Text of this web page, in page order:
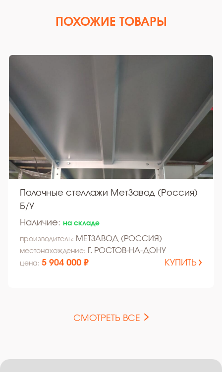
ПОХОЖИЕ ТОВАРЫ
Полочные стеллажи МетЗавод (Россия)
Б/У
Наличие: на складе
производитель: МЕТЗАВОД (РОССИЯ)
местонахождение: Г. РОСТОВ-НА-ДОНУ
цена: 5 904 000 ₽ КУПИТЬ
СМОТРЕТЬ ВСЕ